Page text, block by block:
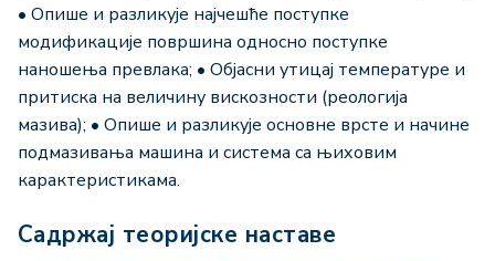
• Опише и разликује најчешће поступке
модификације површина односно поступке
наношења превлака; • Објасни утицај температуре и
притиска на величину вискозности (реологија
мазива); • Опише и разликује основне врсте и начине
подмазивања машина и система са њиховим
карактеристикама.
Садржај теоријске наставе